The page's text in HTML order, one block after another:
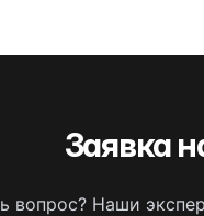
Заявка
вопрос? Наши